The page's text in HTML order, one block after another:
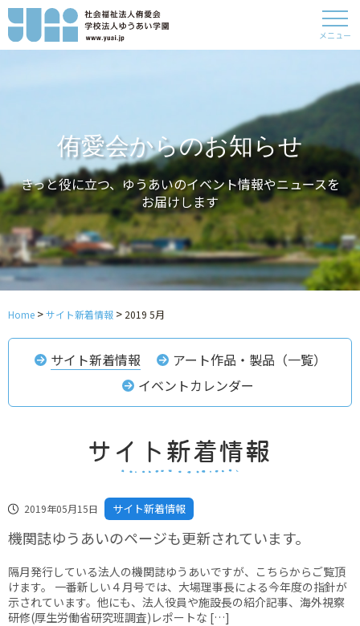
メニュー
侑愛会からのお知らせ
きっと役に立つ、ゆうあいのイベント情報やニュースを
お届けします
Home >サイト新着情報 > 2019 5月
サイト新着情報
アート作品・製品（一覧）
イベントカレンダー
2019年05月15日 サイト新着情報
機関誌ゆうあいのページも更新されています。
隔月発行している法人の機関誌ゆうあいですが、こちらからご覧頂
けます。 一番新しい４月号では、大場理事長による今年度の指針が
示されています。他にも、法人役員や施設長の紹介記事、海外視察
研修(厚生労働省研究班調査)レポートな […]